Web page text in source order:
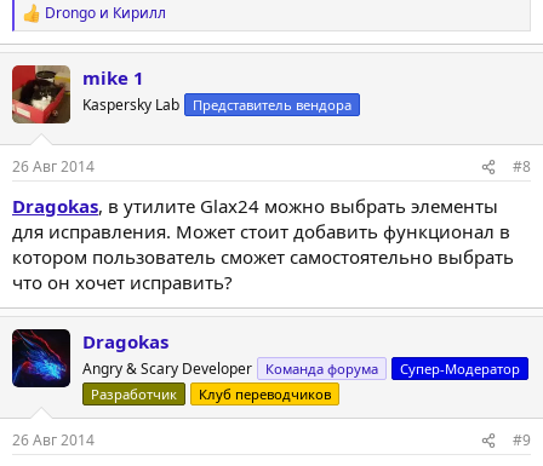
Р
е
а
к
ц
и
Drongo и Кирилл
mike 1
Kaspersky Lab Представитель вендора
26 Авг 2014 #8
Dragokas, в утилите Glax24 можно выбрать элементы
для исправления. Может стоит добавить функционал в
котором пользователь сможет самостоятельно выбрать
что он хочет исправить?
Dragokas
Angry & Scary Developer Команда форума
Супер-Модератор
Разработчик
Клуб переводчиков
26 Авг 2014 #9